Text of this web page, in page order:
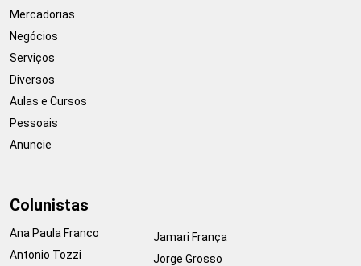
Mercadorias
Negócios
Serviços
Diversos
Aulas e Cursos
Pessoais
Anuncie
Colunistas
Ana Paula Franco
Antonio Tozzi
Jamari França
Jorge Grosso